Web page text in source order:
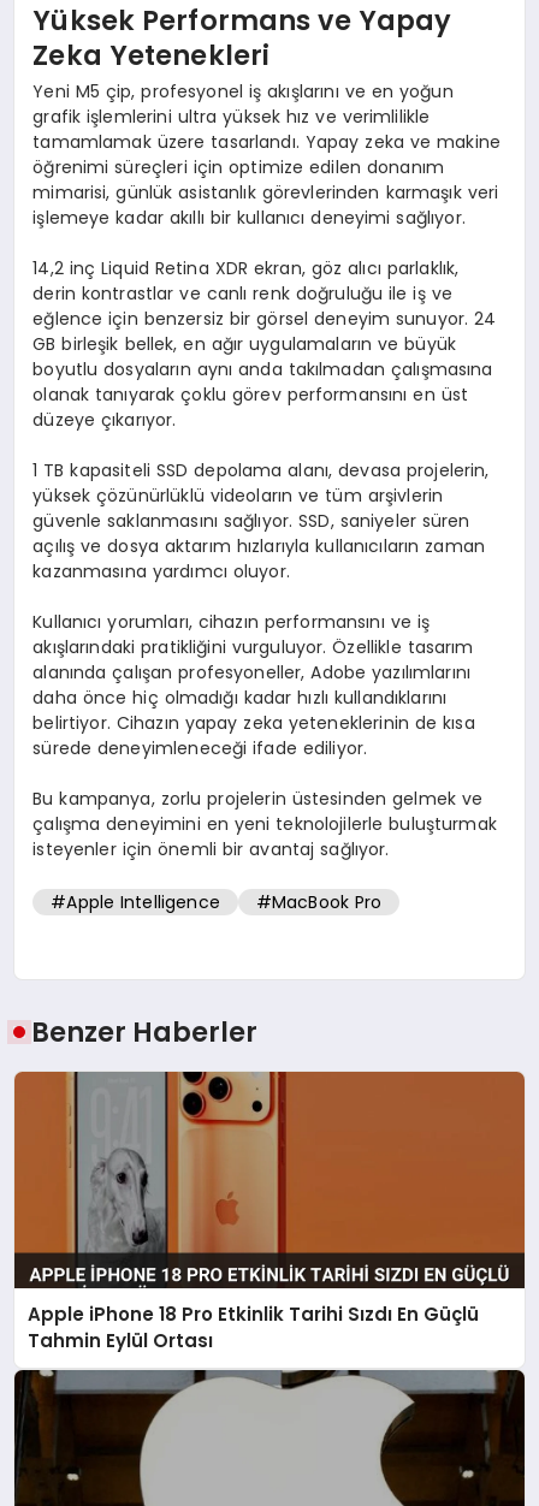
Yüksek Performans ve Yapay
Zeka Yetenekleri
Yeni M5 çip, profesyonel iş akışlarını ve en yoğun
grafik işlemlerini ultra yüksek hız ve verimlilikle
tamamlamak üzere tasarlandı. Yapay zeka ve makine
öğrenimi süreçleri için optimize edilen donanım
mimarisi, günlük asistanlık görevlerinden karmaşık veri
işlemeye kadar akıllı bir kullanıcı deneyimi sağlıyor.
14,2 inç Liquid Retina XDR ekran, göz alıcı parlaklık,
derin kontrastlar ve canlı renk doğruluğu ile iş ve
eğlence için benzersiz bir görsel deneyim sunuyor. 24
GB birleşik bellek, en ağır uygulamaların ve büyük
boyutlu dosyaların aynı anda takılmadan çalışmasına
olanak tanıyarak çoklu görev performansını en üst
düzeye çıkarıyor.
1 TB kapasiteli SSD depolama alanı, devasa projelerin,
yüksek çözünürlüklü videoların ve tüm arşivlerin
güvenle saklanmasını sağlıyor. SSD, saniyeler süren
açılış ve dosya aktarım hızlarıyla kullanıcıların zaman
kazanmasına yardımcı oluyor.
Kullanıcı yorumları, cihazın performansını ve iş
akışlarındaki pratikliğini vurguluyor. Özellikle tasarım
alanında çalışan profesyoneller, Adobe yazılımlarını
daha önce hiç olmadığı kadar hızlı kullandıklarını
belirtiyor. Cihazın yapay zeka yeteneklerinin de kısa
sürede deneyimleneceği ifade ediliyor.
Bu kampanya, zorlu projelerin üstesinden gelmek ve
çalışma deneyimini en yeni teknolojilerle buluşturmak
isteyenler için önemli bir avantaj sağlıyor.
#Apple Intelligence #MacBook Pro
Benzer Haberler
Apple iPhone 18 Pro Etkinlik Tarihi Sızdı En Güçlü
Tahmin Eylül Ortası